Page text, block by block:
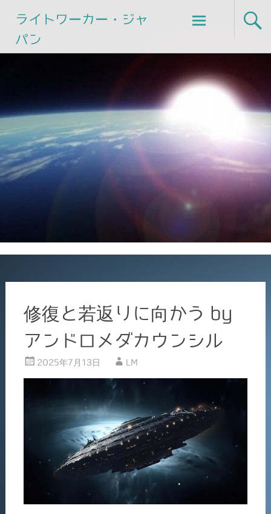
ライトワーカー・ジャ
パン
Skip
to
修復と若返りに向かう by
アンドロメダカウンシル
2025年7月13日 LM